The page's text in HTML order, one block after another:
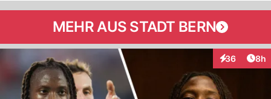
MEHR AUS STADT BERN
36
Interaktionen
8h